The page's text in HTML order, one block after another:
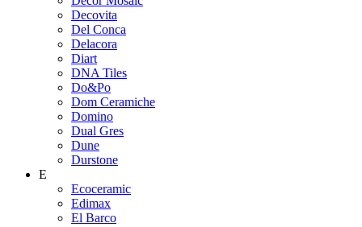
Decovita
Del Conca
Delacora
Diart
DNA Tiles
Do&Po
Dom Ceramiche
Domino
Dual Gres
Dune
Durstone
E
Ecoceramic
Edimax
El Barco